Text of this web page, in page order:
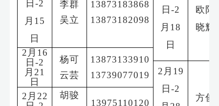
日 -2
月 15
日
李群
吴立
13873183868
13873182098
日 -2
月 18
日
欧阳
晓辉
2 月 16
日 -2
月 21
日
杨可
云芸
13873133910
13739077019
2 月 19
日 -2
方俊
2 月 22
胡骏
13975110120